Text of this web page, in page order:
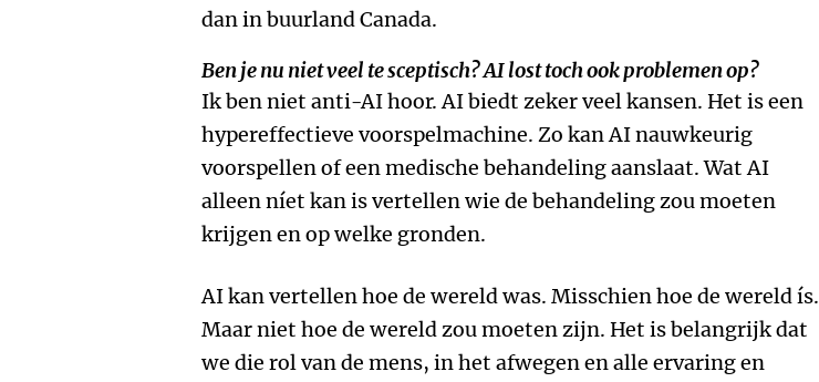
dan in buurland Canada.
Ben je nu niet veel te sceptisch? AI lost toch ook problemen op?
Ik ben niet anti-AI hoor. AI biedt zeker veel kansen. Het is een
hypereffectieve voorspelmachine. Zo kan AI nauwkeurig
voorspellen of een medische behandeling aanslaat. Wat AI
alleen níet kan is vertellen wie de behandeling zou moeten
krijgen en op welke gronden.
AI kan vertellen hoe de wereld was. Misschien hoe de wereld ís.
Maar niet hoe de wereld zou moeten zijn. Het is belangrijk dat
we die rol van de mens, in het afwegen en alle ervaring en